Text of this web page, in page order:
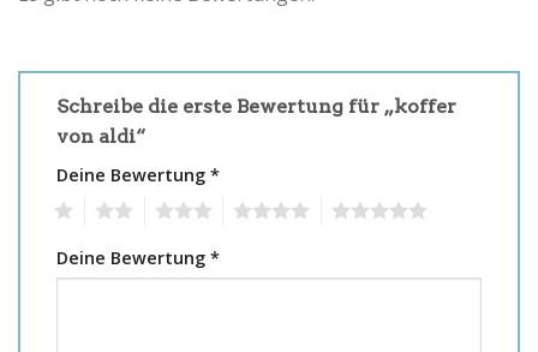
Schreibe die erste Bewertung für „koffer
von aldi“
Deine Bewertung *
Deine Bewertung *